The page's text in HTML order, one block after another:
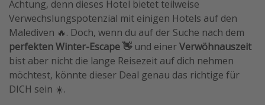
Travel Know How
Silvesterreisen
Last Minute Urlaub Mallorca
Last Minute Urlaub Deutschland
Achtung, denn dieses Hotel bietet teilweise
Verwechslungspotenzial mit einigen Hotels auf den
Malediven 🔥. Doch, wenn du auf der Suche nach dem
perfekten Winter-Escape 👋und einerVerwöhnauszeit
bist aber nicht die lange Reisezeit auf dich nehmen
möchtest, könnte dieser Deal genau das richtige für
DICH sein ☀️️.